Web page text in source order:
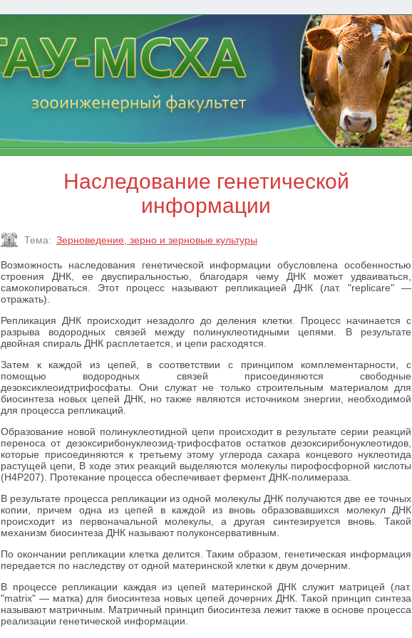
Наследование генетической
информации
Тема: Зерноведение, зерно и зерновые культуры
Возможность наследования генетической информации обусловлена особенностью
строения ДНК, ее двуспиральностью, благодаря чему ДНК может удваиваться,
самокопироваться. Этот процесс называют репликацией ДНК (лат. "replicare" —
отражать).
Репликация ДНК происходит незадолго до деления клетки. Процесс начинается с
разрыва водородных связей между полинуклеотидными цепями. В результате
двойная спираль ДНК расплетается, и цепи расходятся.
Затем к каждой из цепей, в соответствии с принципом комплементарности, с
помощью водородных связей присоединяются свободные
дезоксиклеоидтрифосфаты. Они служат не только строительным материалом для
биосинтеза новых цепей ДНК, но также являются источником энергии, необходимой
для процесса репликаций.
Образование новой полинуклеотидной цепи происходит в результате серии реакций
переноса от дезоксирибонуклеозид-трифосфатов остатков дезоксирибонуклеотидов,
которые присоединяются к третьему этому углерода сахара концевого нуклеотида
растущей цепи, В ходе этих реакций выделяются молекулы пирофосфорной кислоты
(Н4Р207). Протекание процесса обеспечивает фермент ДНК-полимераза.
В результате процесса репликации из одной молекулы ДНК получаются две ее точных
копии, причем одна из цепей в каждой из вновь образовавшихся молекул ДНК
происходит из первоначальной молекулы, а другая синтезируется вновь. Такой
механизм биосинтеза ДНК называют полуконсервативным.
По окончании репликации клетка делится. Таким образом, генетическая информация
передается по наследству от одной материнской клетки к двум дочерним.
В процессе репликации каждая из цепей материнской ДНК служит матрицей (лат.
"matrix" — матка) для биосинтеза новых цепей дочерних ДНК. Такой принцип синтеза
называют матричным. Матричный принцип биосинтеза лежит также в основе процесса
реализации генетической информации.